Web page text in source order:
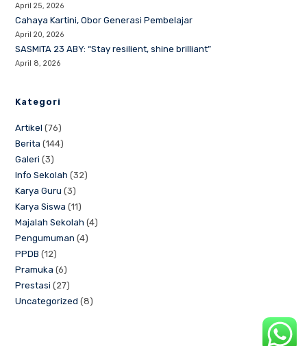
April 25, 2026
Cahaya Kartini, Obor Generasi Pembelajar
April 20, 2026
SASMITA 23 ABY: “Stay resilient, shine brilliant”
April 8, 2026
Kategori
Artikel (76)
Berita (144)
Galeri (3)
Info Sekolah (32)
Karya Guru (3)
Karya Siswa (11)
Majalah Sekolah (4)
Pengumuman (4)
PPDB (12)
Pramuka (6)
Prestasi (27)
Uncategorized (8)